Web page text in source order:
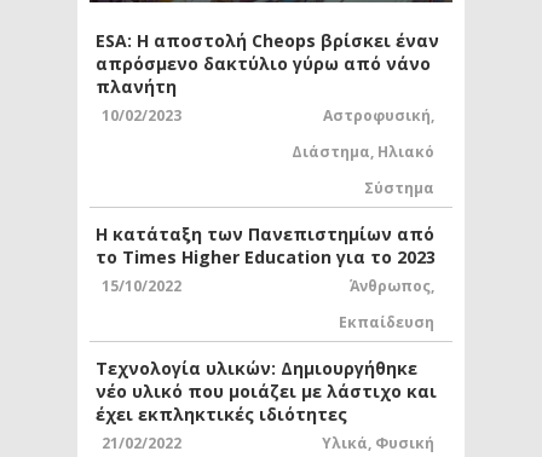
ESA: Η αποστολή Cheops βρίσκει έναν
απρόσμενο δακτύλιο γύρω από νάνο
πλανήτη
10/02/2023 Αστροφυσική,
Διάστημα, Ηλιακό
Σύστημα
Η κατάταξη των Πανεπιστημίων από
το Times Higher Education για το 2023
15/10/2022 Άνθρωπος,
Εκπαίδευση
Τεχνολογία υλικών: Δημιουργήθηκε
νέο υλικό που μοιάζει με λάστιχο και
έχει εκπληκτικές ιδιότητες
21/02/2022 Υλικά, Φυσική